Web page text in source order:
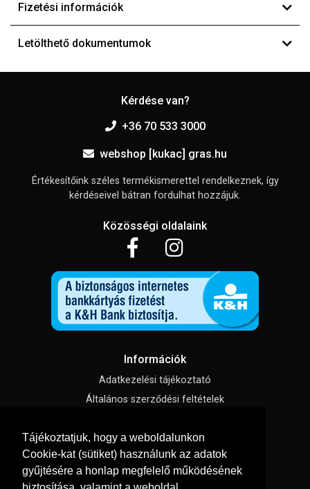
Tájékoztatjuk, hogy a weboldalunkon
Cookie-kat (sütiket) használunk az adatok
gyűjtésére a honlap megfelelő működésének
Fizetési információk
Letölthető dokumentumok
Kérdése van?
+36 70 533 3000
webshop [kukac] gras.hu
Értékesítőink széles termékismerettel rendelkeznek, így
kérdéseivel bátran fordulhat hozzájuk.
Közösségi oldalaink
Információk
Adatkezelési tájékoztató
Általános szerződési feltételek
Süti beállítások
Menü